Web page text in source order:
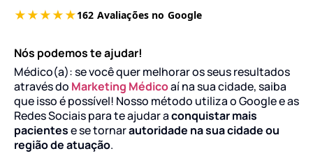
Nós podemos te ajudar!
Médico(a): se você quer melhorar os seus resultados
através do Marketing Médicoaí na sua cidade, saiba
que isso é possível! Nosso método utiliza o Google e as
Redes Sociais para te ajudar aconquistar mais
pacientese se tornarautoridade na sua cidade ou
região de atuação.